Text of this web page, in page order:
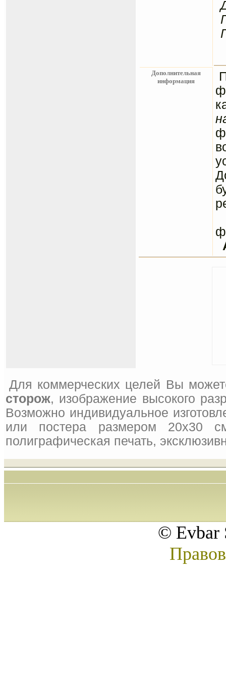
Дополнительная
информация
Для коммерческих целей Вы
сторож, изображение высокого
Возможно индивидуальное
или постера размером 20x30
полиграфическая печать,
© Evbar